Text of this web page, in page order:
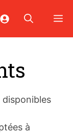
disponibles
à